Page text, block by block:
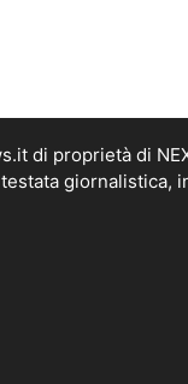
di proprietà di
giornalistica,